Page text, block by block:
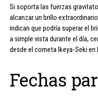
Si soporta las fuerzas
alcanzar un brillo
indican que podría superar el
a simple vista durante el día,
desde el cometa Ikeya-Seki en
Fechas